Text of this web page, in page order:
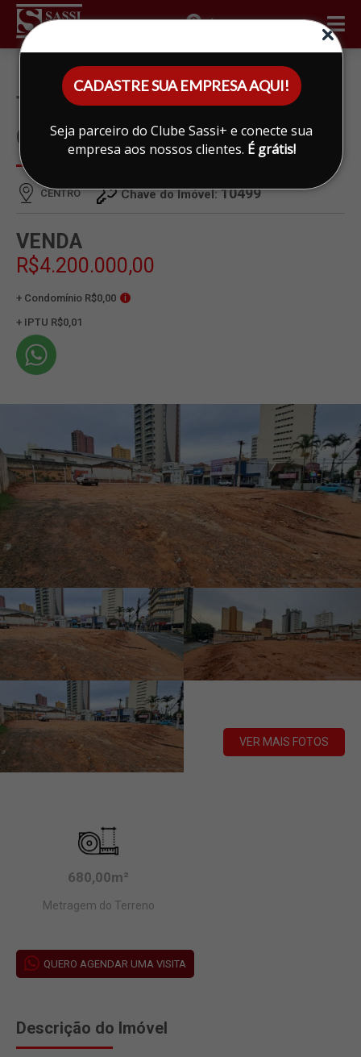
CADASTRE SUA EMPRESA AQUI!
Seja parceiro do Clube Sassi+ e conecte sua
empresa aos nossos clientes. É grátis!
ÁREA DO CLIENTE
TERRENO À VENDA EM
CENTRO, LIMEIRA
CENTRO Chave do Imóvel:10499
VENDA
R$4.200.000,00
+ Condomínio R$0,00 i
+ IPTU R$0,01
VER MAIS FOTOS
680,00m²
Metragem do Terreno
QUERO AGENDAR UMA VISITA
Descrição do Imóvel